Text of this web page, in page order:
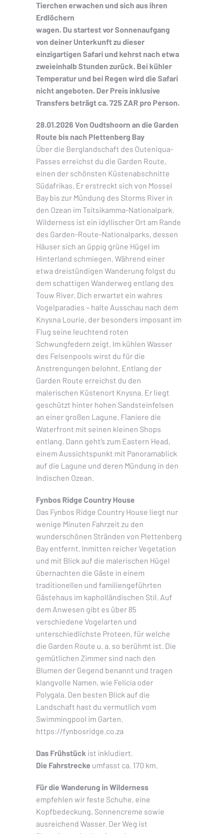
Tierchen erwachen und sich aus ihren
Erdlöchern
wagen. Du startest vor Sonnenaufgang
von deiner Unterkunft zu dieser
einzigartigen Safari und kehrst nach etwa
zweieinhalb Stunden zurück. Bei kühler
Temperatur und bei Regen wird die Safari
nicht angeboten. Der Preis inklusive
Transfers beträgt ca. 725 ZAR pro Person.
28.01.2026 Von Oudtshoorn an die Garden
Route bis nach Plettenberg Bay
Über die Berglandschaft des Outeniqua-
Passes erreichst du die Garden Route,
einen der schönsten Küstenabschnitte
Südafrikas. Er erstreckt sich von Mossel
Bay bis zur Mündung des Storms River in
den Ozean im Tsitsikamma-Nationalpark.
Wilderness ist ein idyllischer Ort am Rande
des Garden-Route-Nationalparks, dessen
Häuser sich an üppig grüne Hügel im
Hinterland schmiegen. Während einer
etwa dreistündigen Wanderung folgst du
dem schattigen Wanderweg entlang des
Touw River. Dich erwartet ein wahres
Vogelparadies – halte Ausschau nach dem
Knysna Lourie, der besonders imposant im
Flug seine leuchtend roten
Schwungfedern zeigt. Im kühlen Wasser
des Felsenpools wirst du für die
Anstrengungen belohnt. Entlang der
Garden Route erreichst du den
malerischen Küstenort Knysna. Er liegt
geschützt hinter hohen Sandsteinfelsen
an einer großen Lagune. Flaniere die
Waterfront mit seinen kleinen Shops
entlang. Dann geht’s zum Eastern Head,
einem Aussichtspunkt mit Panoramablick
auf die Lagune und deren Mündung in den
Indischen Ozean.
Fynbos Ridge Country House
Das Fynbos Ridge Country House liegt nur
wenige Minuten Fahrzeit zu den
wunderschönen Stränden von Plettenberg
Bay entfernt. Inmitten reicher Vegetation
und mit Blick auf die malerischen Hügel
übernachten die Gäste in einem
traditionellen und familiengeführten
Gästehaus im kapholländischen Stil. Auf
dem Anwesen gibt es über 85
verschiedene Vogelarten und
unterschiedlichste Proteen, für welche
die Garden Route u. a. so berühmt ist. Die
gemütlichen Zimmer sind nach den
Blumen der Gegend benannt und tragen
klangvolle Namen, wie Felicia oder
Polygala. Den besten Blick auf die
Landschaft hast du vermutlich vom
Swimmingpool im Garten.
https://fynbosridge.co.za
Das Frühstück ist inkludiert.
Die Fahrstrecke umfasst ca. 170 km.
Für die Wanderung in Wilderness
empfehlen wir feste Schuhe, eine
Kopfbedeckung, Sonnencreme sowie
ausreichend Wasser. Der Weg ist